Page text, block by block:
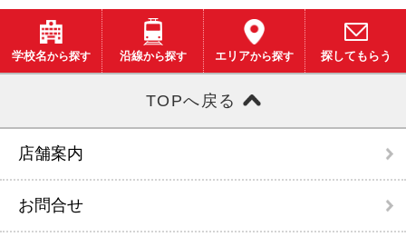
学校名から探す 沿線から探す エリアから探す 探してもらう
TOPへ戻る
店舗案内
お問合せ